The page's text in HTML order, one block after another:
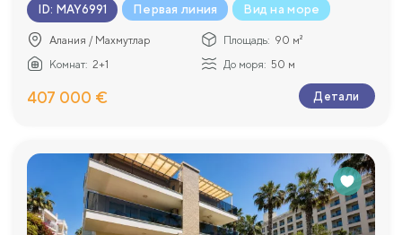
ID: MAY6991 Первая линия Вид на море
Алания / Махмутлар Площадь: 90 м²
Комнат: 2+1 До моря: 50 м
407 000 € Детали